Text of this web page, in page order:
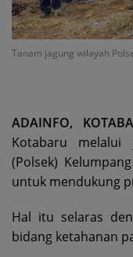
Tanam jagung wilayah
ADAINFO,
Kotabaru melalui
(Polsek)
untuk mendukung
Hal itu selaras
bidang ketahanan